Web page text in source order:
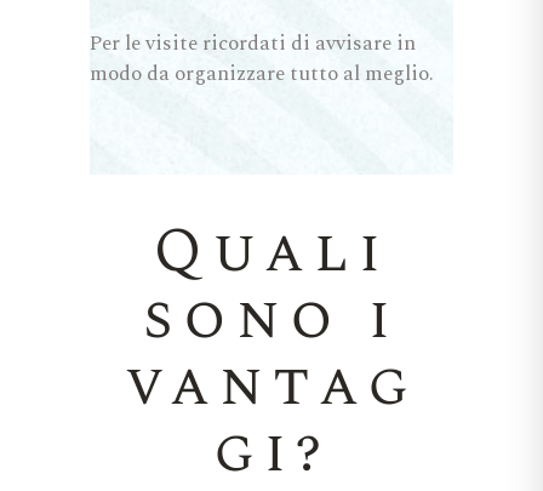
Per le visite ricordati di avvisare in
modo da organizzare tutto al meglio.
Quali
sono i
vantag
gi?